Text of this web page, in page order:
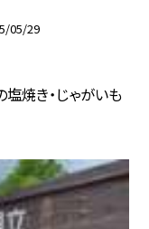
05/29
塩焼き・じゃがいも